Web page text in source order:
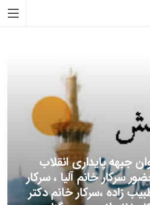
جبهه پایداری انقلاب
سرکار خانم آلیا ، سرکار
زاده ،سرکار خانم دکتر